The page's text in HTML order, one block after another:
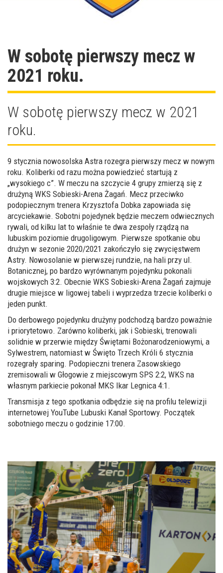
W sobotę pierwszy mecz w
2021 roku.
W sobotę pierwszy mecz w 2021
roku.
9 stycznia nowosolska Astra rozegra pierwszy mecz w nowym
roku. Koliberki od razu można powiedzieć startują z
„wysokiego c”. W meczu na szczycie 4 grupy zmierzą się z
drużyną WKS Sobieski-Arena Żagań. Mecz przeciwko
podopiecznym trenera Krzysztofa Dobka zapowiada się
arcyciekawie. Sobotni pojedynek będzie meczem odwiecznych
rywali, od kilku lat to właśnie te dwa zespoły rządzą na
lubuskim poziomie drugoligowym. Pierwsze spotkanie obu
drużyn w sezonie 2020/2021 zakończyło się zwycięstwem
Astry. Nowosolanie w pierwszej rundzie, na hali przy ul.
Botanicznej, po bardzo wyrównanym pojedynku pokonali
wojskowych 3:2. Obecnie WKS Sobieski-Arena Żagań zajmuje
drugie miejsce w ligowej tabeli i wyprzedza trzecie koliberki o
jeden punkt.
Do derbowego pojedynku drużyny podchodzą bardzo poważnie
i priorytetowo. Zarówno koliberki, jak i Sobieski, trenowali
solidnie w przerwie między Świętami Bożonarodzeniowymi, a
Sylwestrem, natomiast w Święto Trzech Króli 6 stycznia
rozegrały sparing. Podopieczni trenera Zasowskiego
zremisowali w Głogowie z miejscowym SPS 2:2, WKS na
własnym parkiecie pokonał MKS Ikar Legnica 4:1.
Transmisja z tego spotkania odbędzie się na profilu telewizji
internetowej YouTube Lubuski Kanał Sportowy. Początek
sobotniego meczu o godzinie 17:00.